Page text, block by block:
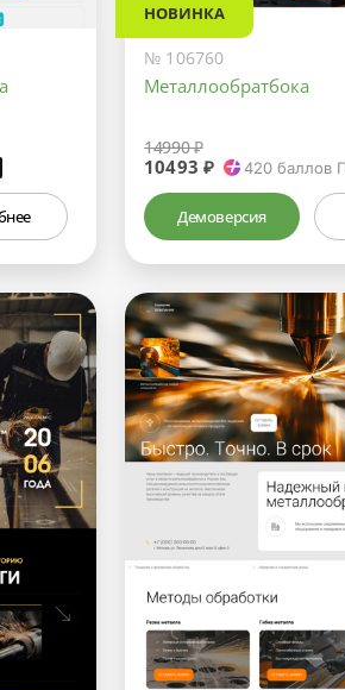
НОВИНКА
№ 106760
Металлообратбока
14990 ₽
10493 ₽ 420 баллов
Демоверсия